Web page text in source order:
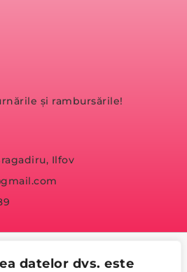
datelor dvs. este
și rambursările!
Ilfov